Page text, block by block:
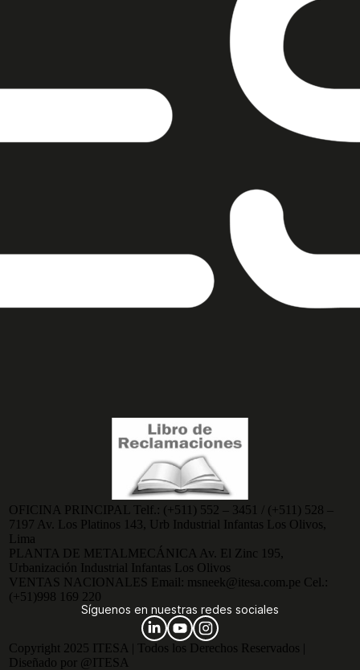
OFICINA PRINCIPAL Telf.: (+511) 552 – 3451 / (+511) 528 –
7197 Av. Los Platinos 143, Urb Industrial Infantas Los Olivos,
Lima
PLANTA DE METALMECÁNICA Av. El Zinc 195,
Urbanización Industrial Infantas Los Olivos
VENTAS NACIONALES Email: msneek@itesa.com.pe Cel.:
(+51)998 169 220
Síguenos en nuestras redes sociales
Copyright 2025 ITESA | Todos los Derechos Reservados |
Diseñado por @ITESA